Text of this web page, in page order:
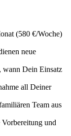
(580 €/Woche)
neue
wann Dein Einsatz
all Deiner
Team aus
und